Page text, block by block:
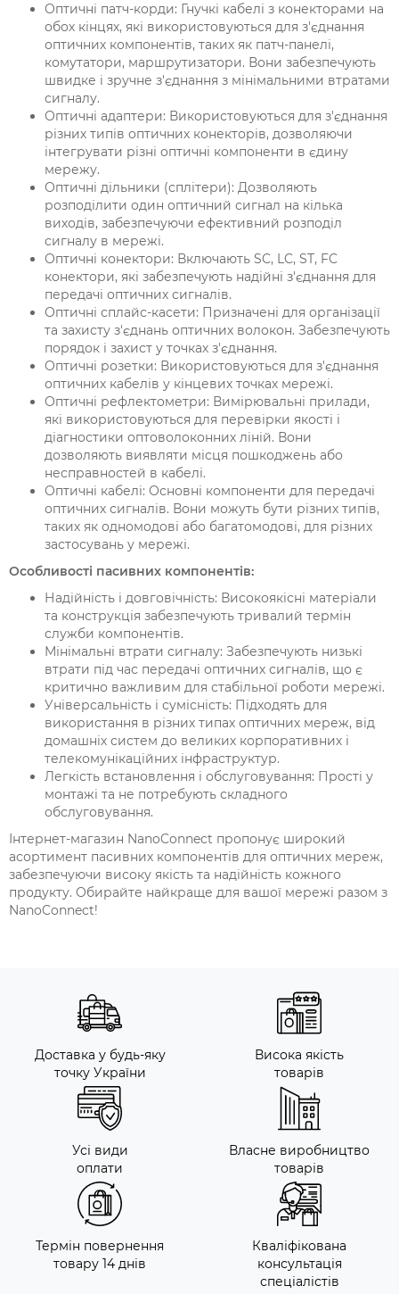
Оптичні патч-корди: Гнучкі кабелі з конекторами на
обох кінцях, які використовуються для з'єднання
оптичних компонентів, таких як патч-панелі,
комутатори, маршрутизатори. Вони забезпечують
швидке і зручне з'єднання з мінімальними втратами
сигналу.
Оптичні адаптери: Використовуються для з'єднання
різних типів оптичних конекторів, дозволяючи
інтегрувати різні оптичні компоненти в єдину
мережу.
Оптичні дільники (сплітери): Дозволяють
розподілити один оптичний сигнал на кілька
виходів, забезпечуючи ефективний розподіл
сигналу в мережі.
Оптичні конектори: Включають SC, LC, ST, FC
конектори, які забезпечують надійні з'єднання для
передачі оптичних сигналів.
Оптичні сплайс-касети: Призначені для організації
та захисту з'єднань оптичних волокон. Забезпечують
порядок і захист у точках з'єднання.
Оптичні розетки: Використовуються для з'єднання
оптичних кабелів у кінцевих точках мережі.
Оптичні рефлектометри: Вимірювальні прилади,
які використовуються для перевірки якості і
діагностики оптоволоконних ліній. Вони
дозволяють виявляти місця пошкоджень або
несправностей в кабелі.
Оптичні кабелі: Основні компоненти для передачі
оптичних сигналів. Вони можуть бути різних типів,
таких як одномодові або багатомодові, для різних
застосувань у мережі.
Особливості пасивних компонентів:
Надійність і довговічність: Високоякісні матеріали
та конструкція забезпечують тривалий термін
служби компонентів.
Мінімальні втрати сигналу: Забезпечують низькі
втрати під час передачі оптичних сигналів, що є
критично важливим для стабільної роботи мережі.
Універсальність і сумісність: Підходять для
використання в різних типах оптичних мереж, від
домашніх систем до великих корпоративних і
телекомунікаційних інфраструктур.
Легкість встановлення і обслуговування: Прості у
монтажі та не потребують складного
обслуговування.
Інтернет-магазин NanoConnect пропонує широкий
асортимент пасивних компонентів для оптичних мереж,
забезпечуючи високу якість та надійність кожного
продукту. Обирайте найкраще для вашої мережі разом з
NanoConnect!
Доставка у будь-яку
точку України
Висока якість
товарів
Усі види
оплати
Власне виробництво
товарів
Термін повернення
товару 14 днів
Кваліфікована
консультація
спеціалістів